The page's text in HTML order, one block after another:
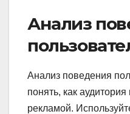
Анализ
Анализ поведения
понять, как
рекламой.